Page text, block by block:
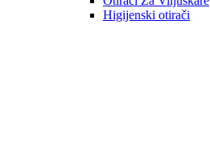
Higijenski otirači